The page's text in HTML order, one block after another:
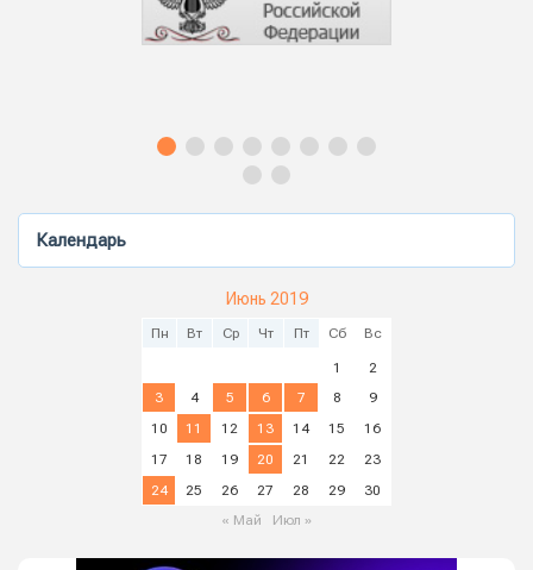
Календарь
Июнь 2019
Пн Вт Ср Чт Пт Сб Вс
1
2
3
4 5 6 7 8
9
10
11 12 13 14 15
16
17
18 19 20 21 22
23
24
25 26 27 28 29
30
« Май
Июл »